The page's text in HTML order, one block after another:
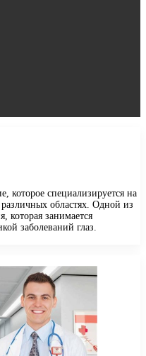
специализируется на
областях. Одной из
которая занимается
заболеваний глаз.